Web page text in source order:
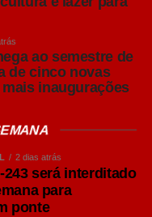
ao semestre de
de cinco novas
mais inaugurações
2 dias atrás
243 será interditado
para
ponte